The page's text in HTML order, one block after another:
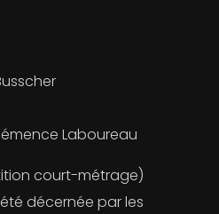
Laboureau
court-métrage)
décernée par les